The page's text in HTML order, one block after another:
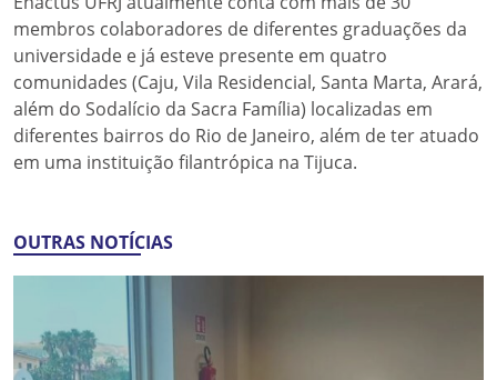
membros colaboradores de diferentes graduações da
universidade e já esteve presente em quatro
comunidades (Caju, Vila Residencial, Santa Marta, Arará,
além do Sodalício da Sacra Família) localizadas em
diferentes bairros do Rio de Janeiro, além de ter atuado
em uma instituição filantrópica na Tijuca.
OUTRAS NOTÍCIAS